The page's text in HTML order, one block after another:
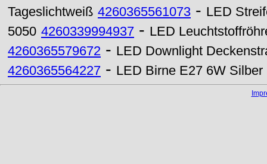
Tageslichtweiß 4260365561073 - LED
5050 4260339994937 - LED
4260365579672 - LED Downlight
4260365564227 - LED Birne E27 6W